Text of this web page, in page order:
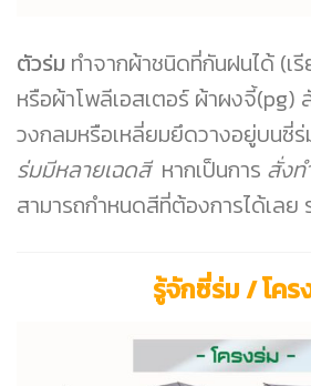
ตัวร่ม ทำจากผ้าชนิดที่กันฝนได้ (เ
หรือผ้าโพลีเอสเตอร์ ผ้าผงจี้(pg)
วงกลมหรือเหลี่ยมยึดวางอยู่บนซี่ร่
ร่มมีหลายเฉดสี หากเป็นการ สั่งท
สามารถกำหนดสีที่ต้องการได้เลย
รู้จักซี่ร่ม / โคร